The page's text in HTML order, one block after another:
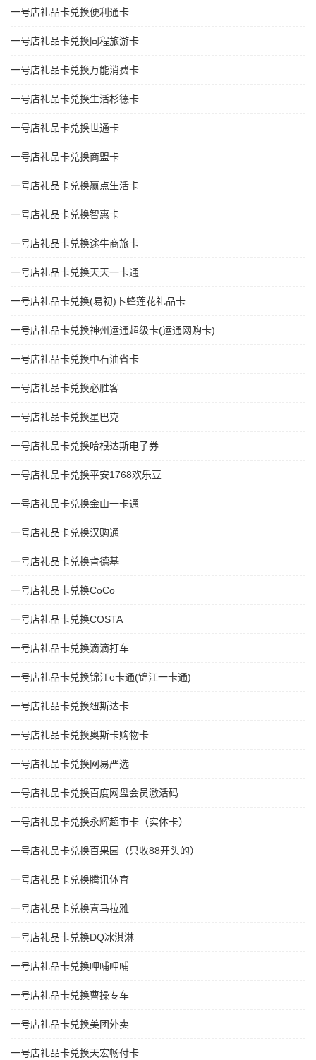
一号店礼品卡兑换便利通卡
一号店礼品卡兑换同程旅游卡
一号店礼品卡兑换万能消费卡
一号店礼品卡兑换生活杉德卡
一号店礼品卡兑换世通卡
一号店礼品卡兑换商盟卡
一号店礼品卡兑换赢点生活卡
一号店礼品卡兑换智惠卡
一号店礼品卡兑换途牛商旅卡
一号店礼品卡兑换天天一卡通
一号店礼品卡兑换(易初)卜蜂莲花礼品卡
一号店礼品卡兑换神州运通超级卡(运通网购卡)
一号店礼品卡兑换中石油省卡
一号店礼品卡兑换必胜客
一号店礼品卡兑换星巴克
一号店礼品卡兑换哈根达斯电子券
一号店礼品卡兑换平安1768欢乐豆
一号店礼品卡兑换金山一卡通
一号店礼品卡兑换汉购通
一号店礼品卡兑换肯德基
一号店礼品卡兑换CoCo
一号店礼品卡兑换COSTA
一号店礼品卡兑换滴滴打车
一号店礼品卡兑换锦江e卡通(锦江一卡通)
一号店礼品卡兑换纽斯达卡
一号店礼品卡兑换奥斯卡购物卡
一号店礼品卡兑换网易严选
一号店礼品卡兑换百度网盘会员激活码
一号店礼品卡兑换永辉超市卡（实体卡）
一号店礼品卡兑换百果园（只收88开头的）
一号店礼品卡兑换腾讯体育
一号店礼品卡兑换喜马拉雅
一号店礼品卡兑换DQ冰淇淋
一号店礼品卡兑换呷哺呷哺
一号店礼品卡兑换曹操专车
一号店礼品卡兑换美团外卖
一号店礼品卡兑换天宏畅付卡